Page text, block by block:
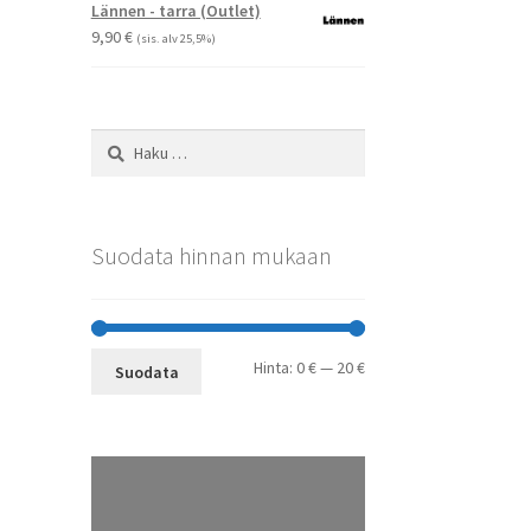
Lännen - tarra (Outlet)
9,90€ (sis. alv 25,5%)
Haku:
Suodata hinnan mukaan
Minimihinta
Maksimihinta
Suodata Hinta: 0 €— 20 €